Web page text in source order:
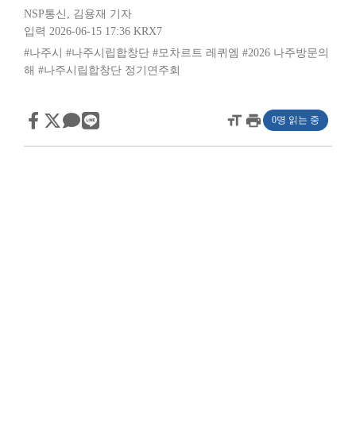
NSP통신 , 김용재 기자
입력 2026-06-15 17:36 KRX7
#나주시
#나주시립합창단 #모차르트 레퀴엠 #2026 나주방문의
해 #나주시립합창단 정기연주회
format_sizeprint 0명 읽는 중